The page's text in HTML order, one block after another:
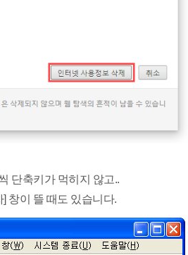
단축키가 먹히지 않고..
] 창이 뜰 때도 있습니다.